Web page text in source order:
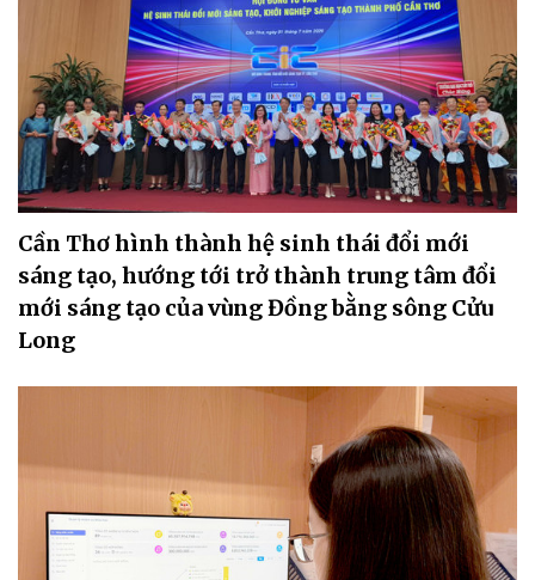
Cần Thơ hình thành hệ sinh thái đổi mới
sáng tạo, hướng tới trở thành trung tâm đổi
mới sáng tạo của vùng Đồng bằng sông Cửu
Long